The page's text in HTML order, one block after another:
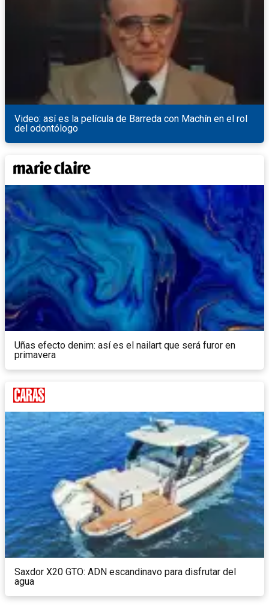
Video: así es la película de Barreda con Machín en el rol
del odontólogo
Uñas efecto denim: así es el nailart que será furor en
primavera
Saxdor X20 GTO: ADN escandinavo para disfrutar del
agua